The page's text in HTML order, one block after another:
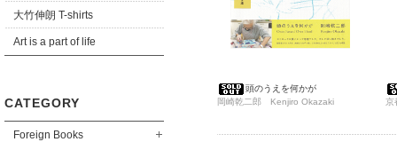
大竹伸朗 T-shirts
Art is a part of life
CATEGORY
Foreign Books
頭のうえを何かが
岡崎乾二郎 Kenjiro Okazaki
京